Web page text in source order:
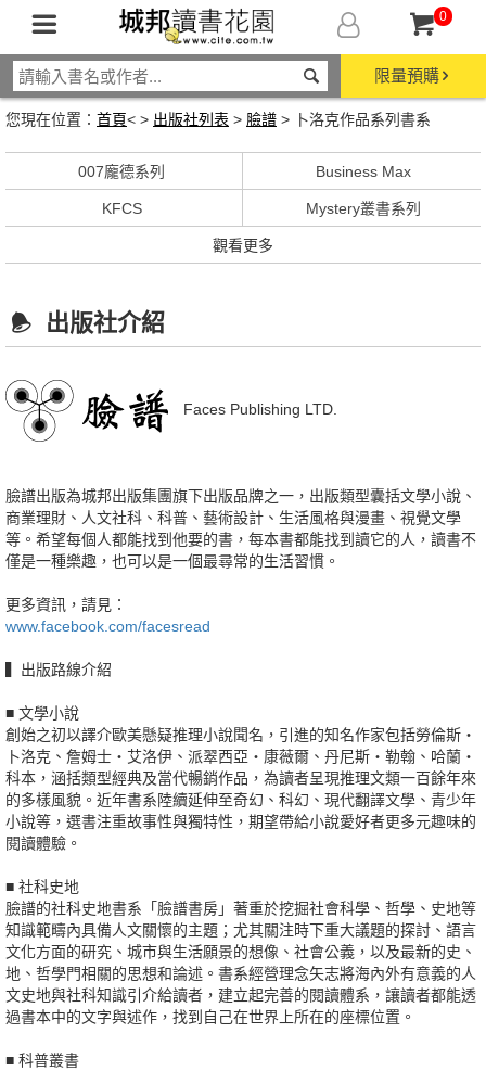
0
限量預購
您現在位置： 首頁< > 出版社列表 > 臉譜 > 卜洛克作品系列書系
007龐德系列 Business Max
KFCS Mystery叢書系列
觀看更多
出版社介紹
Faces Publishing LTD.
臉譜出版為城邦出版集團旗下出版品牌之一，出版類型囊括文學小說、
商業理財、人文社科、科普、藝術設計、生活風格與漫畫、視覺文學
等。希望每個人都能找到他要的書，每本書都能找到讀它的人，讀書不
僅是一種樂趣，也可以是一個最尋常的生活習慣。
更多資訊，請見：
www.facebook.com/facesread
▍出版路線介紹
■ 文學小說
創始之初以譯介歐美懸疑推理小說聞名，引進的知名作家包括勞倫斯‧
卜洛克、詹姆士‧艾洛伊、派翠西亞‧康薇爾、丹尼斯‧勒翰、哈蘭‧
科本，涵括類型經典及當代暢銷作品，為讀者呈現推理文類一百餘年來
的多樣風貌。近年書系陸續延伸至奇幻、科幻、現代翻譯文學、青少年
小說等，選書注重故事性與獨特性，期望帶給小說愛好者更多元趣味的
閱讀體驗。
■ 社科史地
臉譜的社科史地書系「臉譜書房」著重於挖掘社會科學、哲學、史地等
知識範疇內具備人文關懷的主題；尤其關注時下重大議題的探討、語言
文化方面的研究、城市與生活願景的想像、社會公義，以及最新的史、
地、哲學門相關的思想和論述。書系經營理念矢志將海內外有意義的人
文史地與社科知識引介給讀者，建立起完善的閱讀體系，讓讀者都能透
過書本中的文字與述作，找到自己在世界上所在的座標位置。
■ 科普叢書